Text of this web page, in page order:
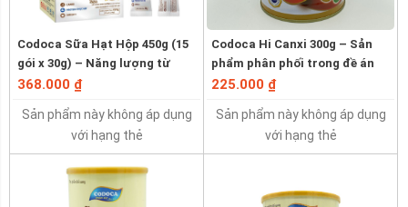
Codoca Sữa Hạt Hộp 450g (15
gói x 30g) – Năng lượng từ
hạt, dinh dưỡng khỏe lành
368.000 ₫
Sản phẩm này không áp dụng
với hạng thẻ
Codoca Hi Canxi 300g – Sản
phẩm phân phối trong đề án
818 Cục dân số – Bộ Y Tế
225.000 ₫
Sản phẩm này không áp dụng
với hạng thẻ